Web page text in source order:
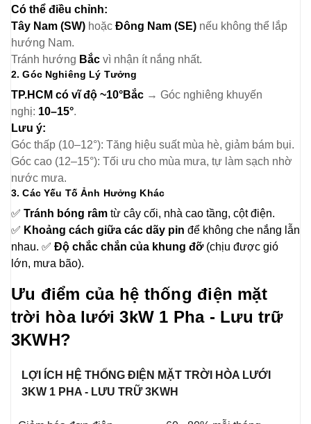
Có thể điều chỉnh:
Tây Nam (SW) hoặc Đông Nam (SE) nếu không thể lắp
hướng Nam.
Tránh hướng Bắc vì nhận ít nắng nhất.
2. Góc Nghiêng Lý Tưởng
TP.HCM có vĩ độ ~10°Bắc → Góc nghiêng khuyến
nghị: 10–15°.
Lưu ý:
Góc thấp (10–12°): Tăng hiệu suất mùa hè, giảm bám bụi.
Góc cao (12–15°): Tối ưu cho mùa mưa, tự làm sạch nhờ
nước mưa.
3. Các Yếu Tố Ảnh Hưởng Khác
✅ Tránh bóng râm từ cây cối, nhà cao tầng, cột điện.
✅ Khoảng cách giữa các dãy pin để không che nắng lẫn
nhau. ✅ Độ chắc chắn của khung đỡ(chịu được gió
lớn, mưa bão).
Ưu điểm của hệ thống điện mặt
trời hòa lưới 3kW 1 Pha - Lưu trữ
3KWH?
LỢI ÍCH HỆ THỐNG ĐIỆN MẶT TRỜI HÒA LƯỚI
3KW 1 PHA - LƯU TRỮ 3KWH